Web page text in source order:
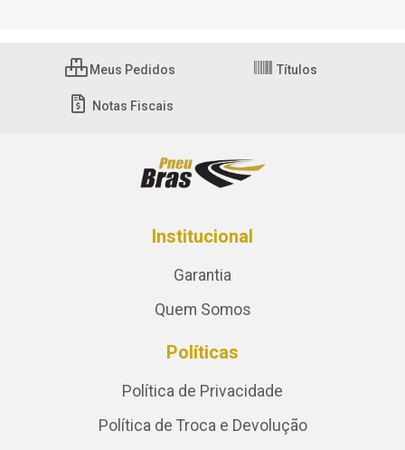
Meus Pedidos Títulos
Notas Fiscais
Institucional
Garantia
Quem Somos
Políticas
Política de Privacidade
Política de Troca e Devolução